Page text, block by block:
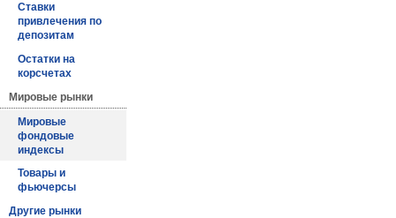
Ставки
привлечения по
депозитам
Остатки на
корсчетах
Мировые рынки
Мировые
фондовые
индексы
Товары и
фьючерсы
Другие рынки